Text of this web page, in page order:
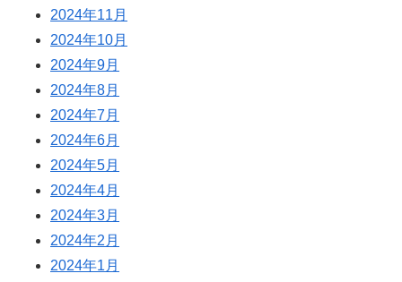
2024年11月
2024年10月
2024年9月
2024年8月
2024年7月
2024年6月
2024年5月
2024年4月
2024年3月
2024年2月
2024年1月